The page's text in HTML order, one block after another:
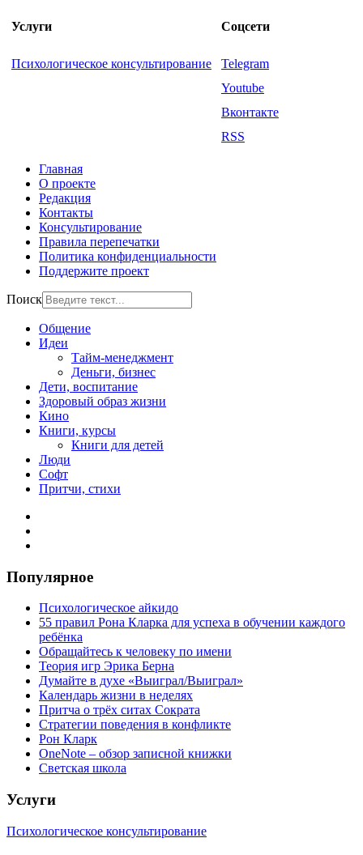
Услуги Соцсети
Психологическое консультирование
Telegram
Youtube
Вконтакте
RSS
Главная
О проекте
Редакция
Контакты
Консультирование
Правила перепечатки
Политика конфиденциальности
Поддержите проект
Поиск
Общение
Идеи
Тайм-менеджмент
Деньги, бизнес
Дети, воспитание
Здоровый образ жизни
Кино
Книги, курсы
Книги для детей
Люди
Софт
Притчи, стихи
Популярное
Психологическое айкидо
55 правил Рона Кларка для успеха в обучении каждого
ребёнка
Обращайтесь к человеку по имени
Теория игр Эрика Берна
Думайте в духе «Выиграл/Выиграл»
Календарь жизни в неделях
Притча о трёх ситах Сократа
Стратегии поведения в конфликте
Рон Кларк
OneNote – обзор записной книжки
Светская школа
Услуги
Психологическое консультирование